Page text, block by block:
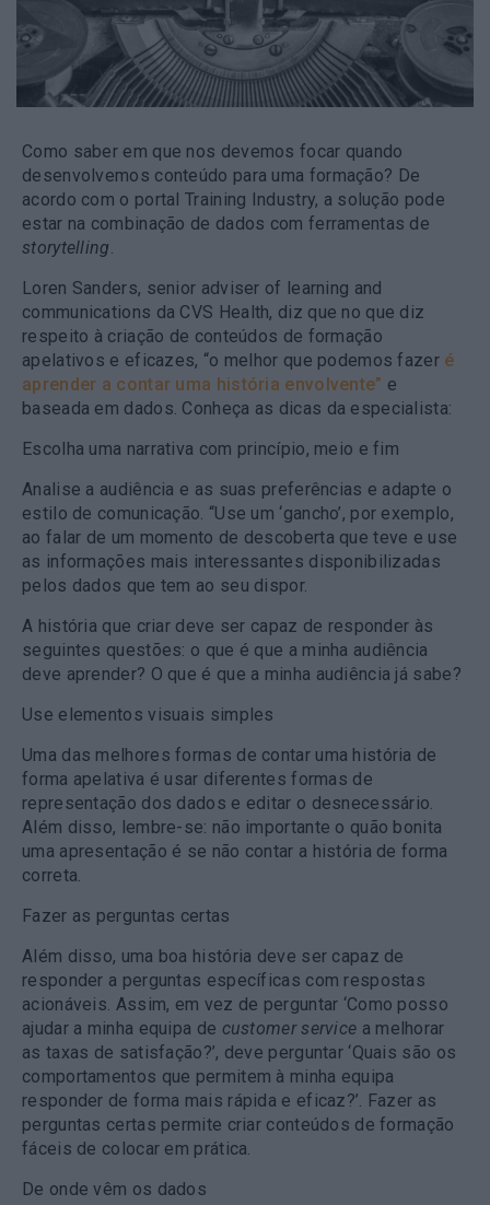
Como saber em que nos devemos focar quando
desenvolvemos conteúdo para uma formação? De
acordo com o portal Training Industry, a solução pode
estar na combinação de dados com ferramentas de
storytelling
Loren Sanders, senior adviser of learning and
communications da CVS Health, diz que no que diz
respeito à criação de conteúdos de formação
apelativos e eficazes, “o melhor que podemos fazer é
aprender a contar uma história envolvente” e
baseada em dados. Conheça as dicas da especialista:
Escolha uma narrativa com princípio, meio e fim
Analise a audiência e as suas preferências e adapte o
estilo de comunicação. “Use um ‘gancho’, por exemplo,
ao falar de um momento de descoberta que teve e use
as informações mais interessantes disponibilizadas
pelos dados que tem ao seu dispor.
A história que criar deve ser capaz de responder às
seguintes questões: o que é que a minha audiência
deve aprender? O que é que a minha audiência já sabe?
Use elementos visuais simples
Uma das melhores formas de contar uma história de
forma apelativa é usar diferentes formas de
representação dos dados e editar o desnecessário.
Além disso, lembre-se: não importante o quão bonita
uma apresentação é se não contar a história de forma
correta.
Fazer as perguntas certas
Além disso, uma boa história deve ser capaz de
responder a perguntas específicas com respostas
acionáveis. Assim, em vez de perguntar ‘Como posso
ajudar a minha equipa de customer service a melhorar
as taxas de satisfação?’, deve perguntar ‘Quais são os
comportamentos que permitem à minha equipa
responder de forma mais rápida e eficaz?’. Fazer as
perguntas certas permite criar conteúdos de formação
fáceis de colocar em prática.
De onde vêm os dados